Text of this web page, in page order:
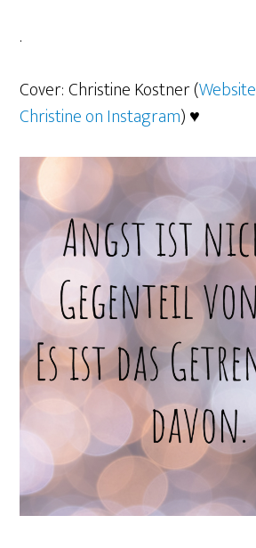
.
Cover:Christine Kostner (Website
Christine on Instagram) ♥️